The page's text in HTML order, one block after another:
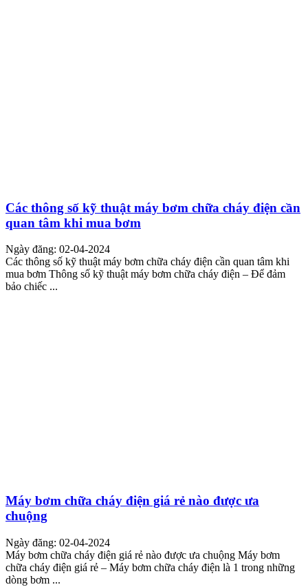
Các thông số kỹ thuật máy bơm chữa cháy điện cần
quan tâm khi mua bơm
Ngày đăng: 02-04-2024
Các thông số kỹ thuật máy bơm chữa cháy điện cần quan tâm khi
mua bơm Thông số kỹ thuật máy bơm chữa cháy điện – Để đảm
bảo chiếc ...
Máy bơm chữa cháy điện giá rẻ nào được ưa
chuộng
Ngày đăng: 02-04-2024
Máy bơm chữa cháy điện giá rẻ nào được ưa chuộng Máy bơm
chữa cháy điện giá rẻ – Máy bơm chữa cháy điện là 1 trong những
dòng bơm ...